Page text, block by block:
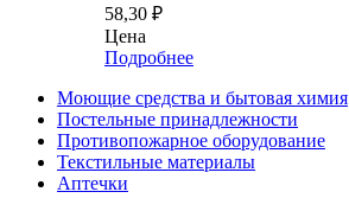
58,30 ₽
Цена
Подробнее
Моющие средства и бытовая химия
Постельные принадлежности
Противопожарное оборудование
Текстильные материалы
Аптечки